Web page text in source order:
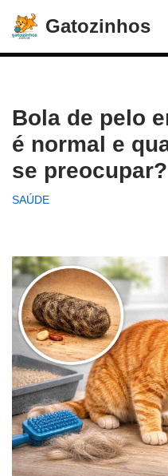
Avançar
Gatozinhos
Bola de pelo
é normal e
se preocupar?
SAÚDE